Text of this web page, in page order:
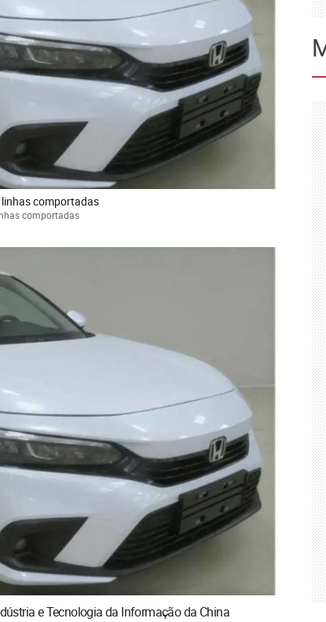
comportadas
comportadas
e Tecnologia da Informação da China